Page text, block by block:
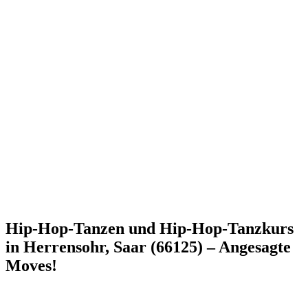
Hip-Hop-Tanzen und Hip-Hop-Tanzkurs
in Herrensohr, Saar (66125) – Angesagte
Moves!